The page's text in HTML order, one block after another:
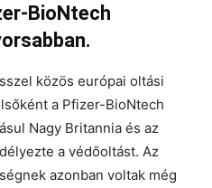
BioNtech
közös európai oltási
a Pfizer-BioNtech
Nagy Britannia és az
a védőoltást. Az
azonban voltak még